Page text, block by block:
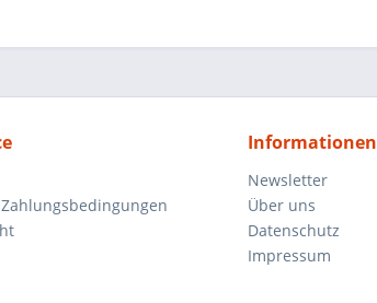
Informationen
Newsletter
Über uns
Datenschutz
Impressum